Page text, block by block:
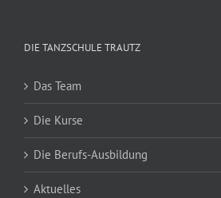
DIE TANZSCHULE TRAUTZ
Das Team
Die Kurse
Die Berufs-Ausbildung
Aktuelles